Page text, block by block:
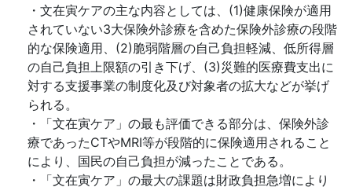
・文在寅ケアの主な内容としては、(1)健康保険が適用
されていない3大保険外診療を含めた保険外診療の段階
的な保険適用、(2)脆弱階層の自己負担軽減、低所得層
の自己負担上限額の引き下げ、(3)災難的医療費支出に
対する支援事業の制度化及び対象者の拡大などが挙げ
られる。
・「文在寅ケア」の最も評価できる部分は、保険外診
療であったCTやMRI等が段階的に保険適用されること
により、国民の自己負担が減ったことである。
・「文在寅ケア」の最大の課題は財政負担急増により